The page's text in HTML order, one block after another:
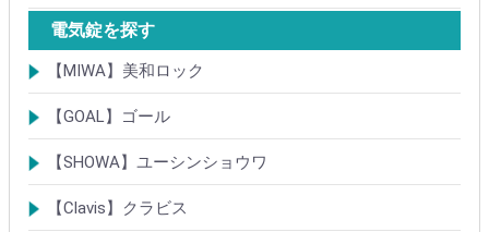
【Tajima(MET)】
【DAIKEN】
【コーワソニア】
【キョーワナスタ】
【リンタツ】
その他
電気錠を探す
【MIWA】美和ロック
電気錠・電気ストライク
通電金具
制御器・操作器
電材・その他
BANシリーズ
非接触キー・IDカード
Raccessシリーズ
ノンタッチシリーズ
iELシリーズ
FKL・FeliCa・MIFARE
キースイッチ
補修品・代替品
【GOAL】ゴール
電気錠
通電金具
電気錠システム製品
キースイッチ
【SHOWA】ユーシンショウワ
電気錠・電気ストライク
電気錠システム製品
キースイッチ
【Clavis】クラビス